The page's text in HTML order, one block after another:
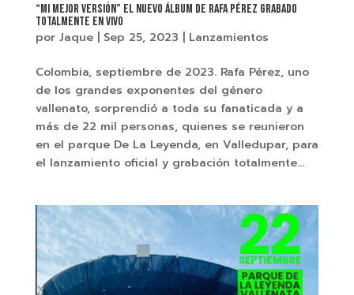
“Mi mejor versión” el nuevo álbum de Rafa Pérez grabado
totalmente en vivo
por Jaque| Sep 25, 2023 | Lanzamientos
Colombia, septiembre de 2023. Rafa Pérez, uno
de los grandes exponentes del género
vallenato, sorprendió a toda su fanaticada y a
más de 22 mil personas, quienes se reunieron
en el parque De La Leyenda, en Valledupar, para
el lanzamiento oficial y grabación totalmente...